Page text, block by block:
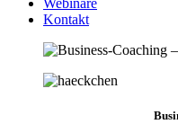
Webinare
Kontakt